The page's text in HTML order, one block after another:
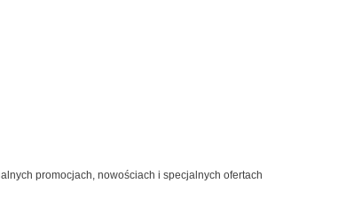
promocjach, nowościach i specjalnych ofertach